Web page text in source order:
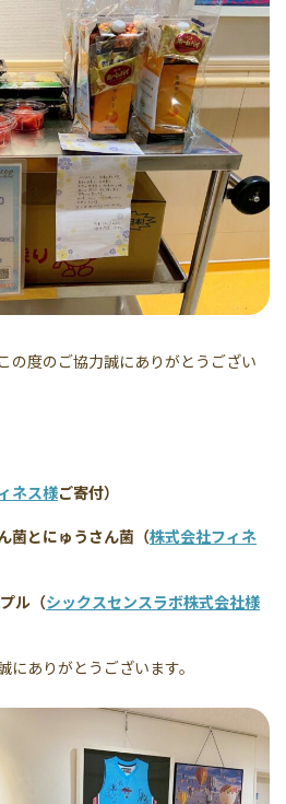
の度のご協力誠にありがとうござい
ネス様ご寄付）
菌とにゅうさん菌（株式会社フィネ
ル（シックスセンスラボ株式会社様
ありがとうございます。